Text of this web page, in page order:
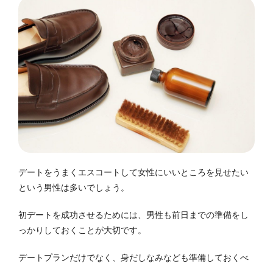
デートをうまくエスコートして女性にいいところを見せたい
という男性は多いでしょう。
初デートを成功させるためには、男性も前日までの準備をし
っかりしておくことが大切です。
デートプランだけでなく、身だしなみなども準備しておくべ